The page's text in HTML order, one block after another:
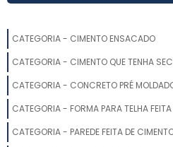
PAREDE DE CIMENTO
PAREDE DE CIMENTO COMPRAR
CATEGORIA - CIMENTO ENSACADO
CATEGORIA - CIMENTO QUE TENHA
CATEGORIA - CONCRETO PRÉ
CATEGORIA - FORMA PARA TELHA
CATEGORIA - PAREDE FEITA DE